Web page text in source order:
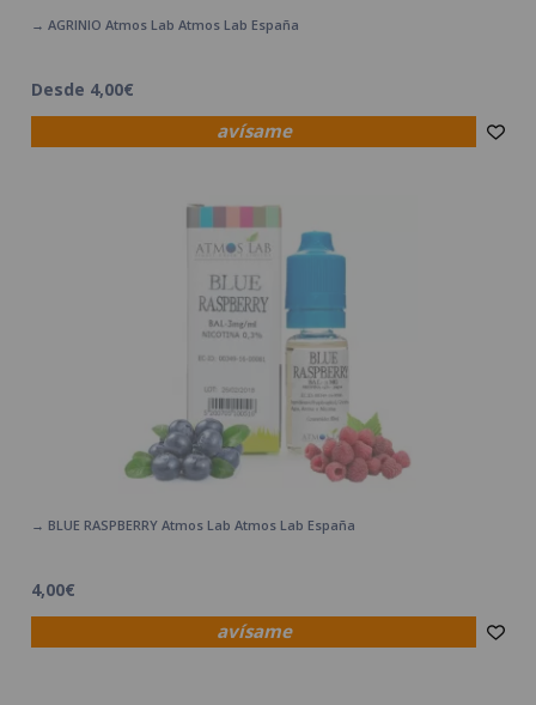
avísame
→ AGRINIO Atmos Lab Atmos Lab España
Desde 4,00€
avísame
→ BLUE RASPBERRY Atmos Lab Atmos Lab España
4,00€